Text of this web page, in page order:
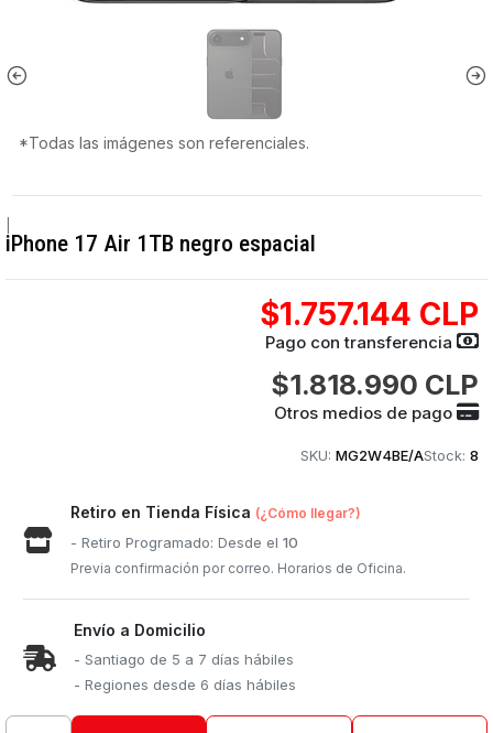
*Todas las imágenes son referenciales.
iPhone 17 Air 1TB negro espacial
$1.757.144 CLP
Pago con transferencia
$1.818.990 CLP
Otros medios de pago
SKU: MG2W4BE/AStock: 8
Retiro en Tienda Física (¿Cómo llegar?)
- Retiro Programado: Desde el10
Previa confirmación por correo. Horarios de Oficina.
Envío a Domicilio
- Santiago de 5 a 7 días hábiles
- Regiones desde 6 días hábiles